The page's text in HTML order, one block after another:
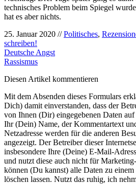
technisches Problem beim Spiegel
hat es aber nichts.
25. Januar 2020 //Politisches,
schreiben!
Deutsche Angst
Rassismus
Diesen Artikel kommentieren
Mit dem Absenden dieses Formulars
Dich) damit einverstanden, dass der
von Ihnen (Dir) eingegebenen Daten
Ihr (Dein) Name, der Kommentartext
Netzadresse werden für die anderen
angezeigt. Der Betreiber dieser
insbesondere Ihre (Deine) E-Mail-
und nutzt diese auch nicht für
können (Du kannst) alle Daten zu
löschen lassen. Nutzt das ruhig, ich